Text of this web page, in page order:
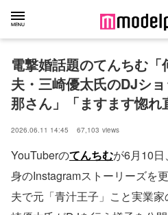
電撃婚話題のてんちむ「
夫・三崎優太氏のDJシ
那さん」「ますます惚れ
2026.06.11 14:45 67,103 views
YouTuberのてんちむが6月10日
身のInstagramストーリーズを更
夫で元「青汁王子」こと実業家